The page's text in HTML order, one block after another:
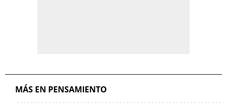
MÁS EN PENSAMIENTO